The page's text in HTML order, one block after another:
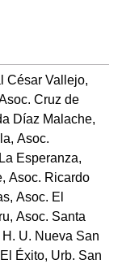
César Vallejo,
Cruz de
Díaz Malache,
Asoc.
Esperanza,
Asoc. Ricardo
Asoc. El
Asoc. Santa
U. Nueva San
Éxito, Urb. San